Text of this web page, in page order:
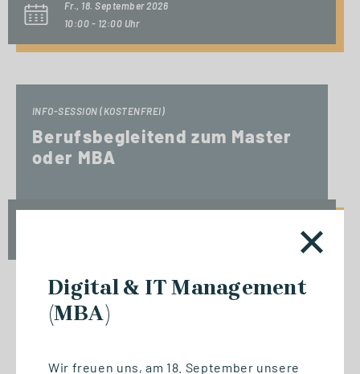
Fr., 18. September 2026
10:00 - 12:00 Uhr
INFO-SESSION (KOSTENFREI)
Berufsbegleitend zum Master
oder MBA
START STUDIENGANG
Digital & IT Management
(MBA)
Wir freuen uns, am 18. September unsere